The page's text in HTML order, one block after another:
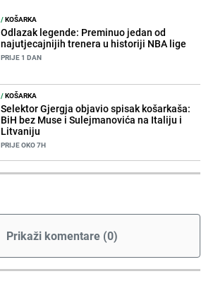
/KOŠARKA
Odlazak legende: Preminuo jedan od
najutjecajnijih trenera u historiji NBA lige
PRIJE 1 DAN
/KOŠARKA
Selektor Gjergja objavio spisak košarkaša:
BiH bez Muse i Sulejmanovića na Italiju i
Litvaniju
PRIJE OKO 7H
Prikaži komentare (0)